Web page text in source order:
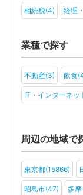
相続税(4) 経理
業種で探す
不動産(3) 飲食
IT・インターネッ
アミューズメント
周辺の地域で
東京都(15866)
昭島市(47) 多